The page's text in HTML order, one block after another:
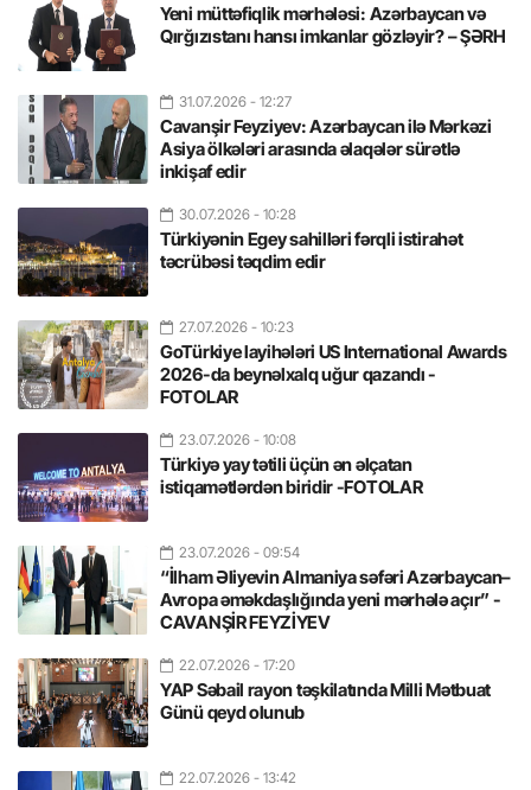
Yeni müttəfiqlik mərhələsi: Azərbaycan və
Qırğızıstanı hansı imkanlar gözləyir? – ŞƏRH
31.07.2026 - 12:27
Cavanşir Feyziyev: Azərbaycan ilə Mərkəzi
Asiya ölkələri arasında əlaqələr sürətlə
inkişaf edir
30.07.2026 - 10:28
Türkiyənin Egey sahilləri fərqli istirahət
təcrübəsi təqdim edir
27.07.2026 - 10:23
GoTürkiye layihələri US International Awards
2026-da beynəlxalq uğur qazandı -
FOTOLAR
23.07.2026 - 10:08
Türkiyə yay tətili üçün ən əlçatan
istiqamətlərdən biridir -FOTOLAR
23.07.2026 - 09:54
“İlham Əliyevin Almaniya səfəri Azərbaycan–
Avropa əməkdaşlığında yeni mərhələ açır” -
CAVANŞİR FEYZİYEV
22.07.2026 - 17:20
YAP Səbail rayon təşkilatında Milli Mətbuat
Günü qeyd olunub
22.07.2026 - 13:42